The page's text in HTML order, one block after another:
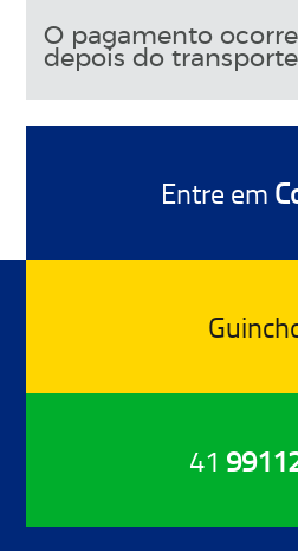
O pagamento
depois do
Entre em
41